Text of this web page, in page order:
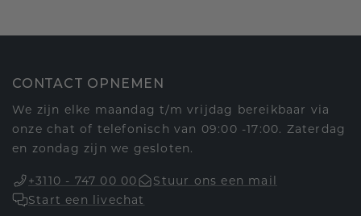
CONTACT OPNEMEN
We zijn elke maandag t/m vrijdag bereikbaar via
onze chat of telefonisch van 09:00 -17:00. Zaterdag
en zondag zijn we gesloten.
+3110 - 747 00 00
Stuur ons een mail
Start een livechat